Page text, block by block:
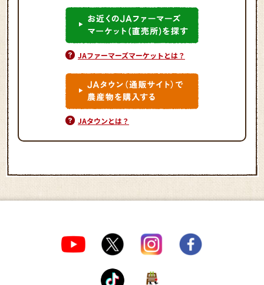
JAファーマーズマーケットとは？
JAタウンとは？